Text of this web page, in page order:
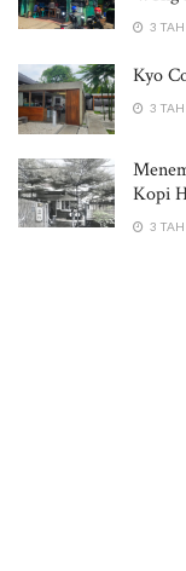
3
Kyo
3
Kopi
3